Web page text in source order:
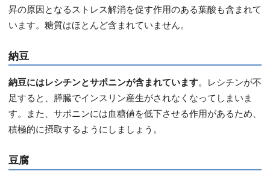
昇の原因となるストレス解消を促す作用のある葉酸も含まれて
います。糖質はほとんど含まれていません。
納豆
納豆にはレシチンとサポニンが含まれています。レシチンが不
足すると、膵臓でインスリン産生がされなくなってしまいま
す。また、サポニンには血糖値を低下させる作用があるため、
積極的に摂取するようにしましょう。
豆腐